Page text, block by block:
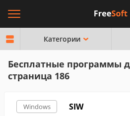
Категории
Бесплатные программы
страница 186
Windows SIW